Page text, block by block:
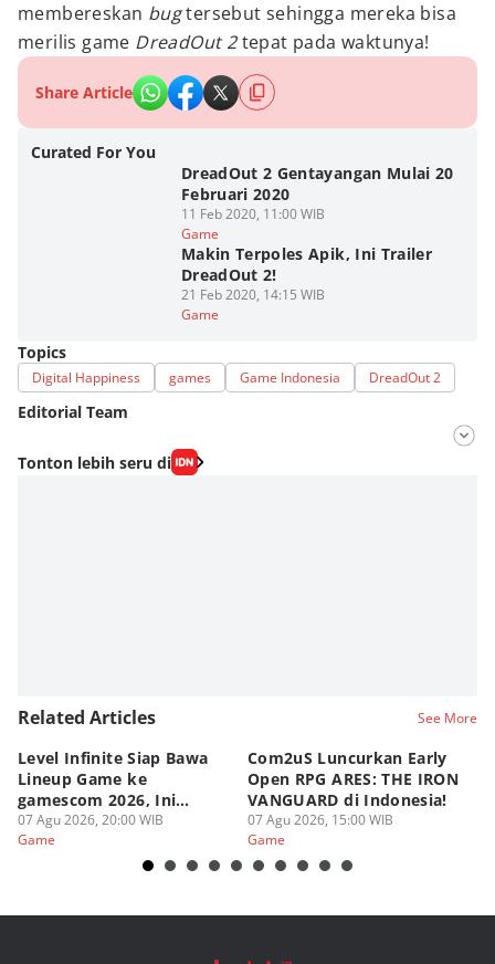
membereskan bugtersebut sehingga mereka bisa
merilis game DreadOut 2tepat pada waktunya!
Share Article
Curated For You
DreadOut 2 Gentayangan Mulai 20
Februari 2020
11 Feb 2020, 11:00 WIB
Game
Makin Terpoles Apik, Ini Trailer
DreadOut 2!
21 Feb 2020, 14:15 WIB
Game
Topics
Digital Happiness games Game Indonesia DreadOut 2
Editorial Team
Editor
Tonton lebih seru di
Related Articles See More
Level Infinite Siap Bawa
Lineup Game ke
gamescom 2026, Ini
Judulnya!
07 Agu 2026, 20:00 WIB
Game
Com2uS Luncurkan Early
Open RPG ARES: THE IRON
VANGUARD di Indonesia!
07 Agu 2026, 15:00 WIB
Game